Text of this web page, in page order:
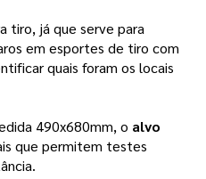
tiro, já que serve para
em esportes de tiro com
quais foram os locais
490x680mm, o alvo
que permitem testes